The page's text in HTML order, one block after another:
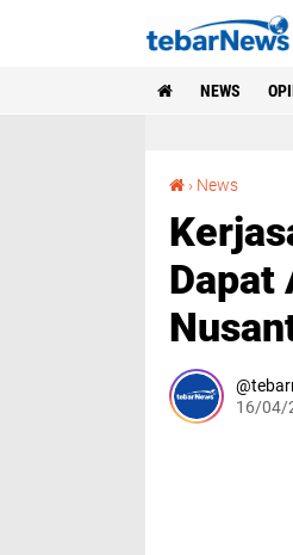
NEWS
› News
Dapat
16/04/